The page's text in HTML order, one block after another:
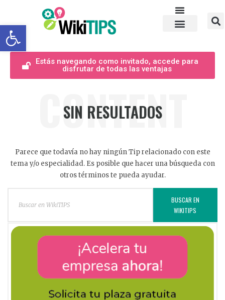
Abrir barra de herramientas
Estás navegando como invitado, accede para
disfrutar de todas las ventajas
CONTENT
SIN RESULTADOS
Parece que todavía no hay ningún Tip relacionado con este
tema y/o especialidad. Es posible que hacer una búsqueda con
otros términos te pueda ayudar.
BUSCAR EN
WIKITIPS